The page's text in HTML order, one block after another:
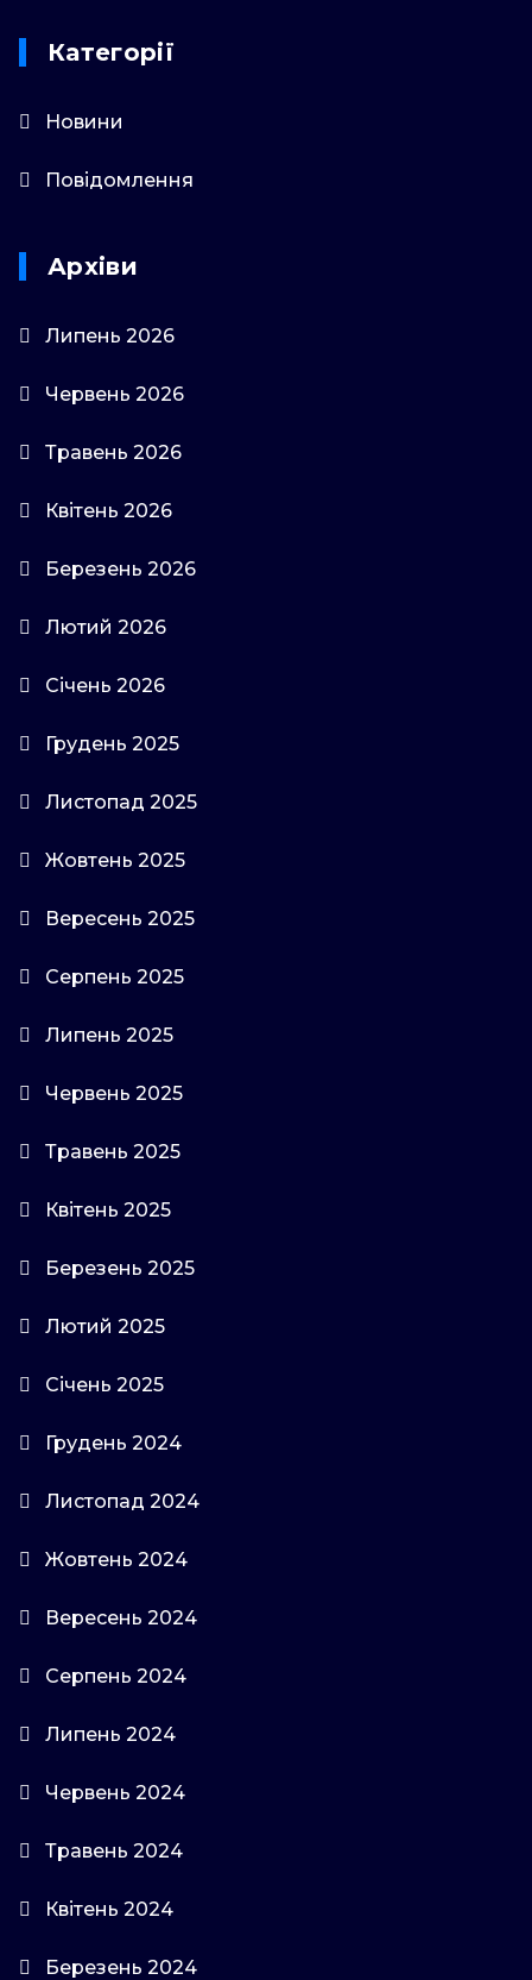
Категорії
Новини
Повідомлення
Архіви
Липень 2026
Червень 2026
Травень 2026
Квітень 2026
Березень 2026
Лютий 2026
Січень 2026
Грудень 2025
Листопад 2025
Жовтень 2025
Вересень 2025
Серпень 2025
Липень 2025
Червень 2025
Травень 2025
Квітень 2025
Березень 2025
Лютий 2025
Січень 2025
Грудень 2024
Листопад 2024
Жовтень 2024
Вересень 2024
Серпень 2024
Липень 2024
Червень 2024
Травень 2024
Квітень 2024
Березень 2024